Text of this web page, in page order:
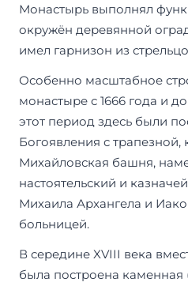
Монастырь выполнял
окружён деревянной
имел гарнизон из
Особенно масштабное
монастыре с 1666 года и
этот период здесь были
Богоявления с трапезной,
Михайловская башня,
настоятельский и
Михаила Архангела и
больницей.
В середине XVIII века
была построена